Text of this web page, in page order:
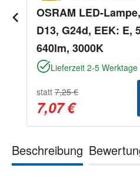
OSRAM LED-
D13, G24d, EEK: E,
640lm, 3000K
Lieferzeit 2-5 Werktage
statt 7,25 €
7,07 €
Beschreibung